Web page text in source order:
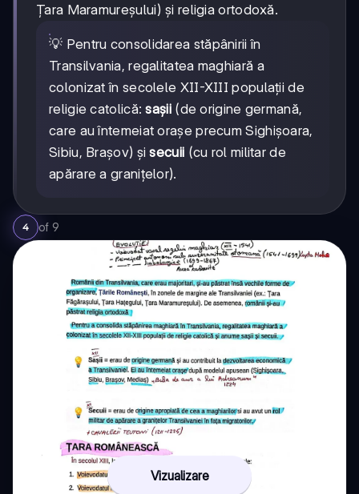
Țara Maramureșului) și religia ortodoxă.
💡 Pentru consolidarea stăpânirii în
Transilvania, regalitatea maghiară a
colonizat în secolele XII-XIII populații de
religie catolică:sașii(de origine germană,
care au întemeiat orașe precum Sighișoara,
Sibiu, Brașov) șisecuii (cu rol militar de
apărare a granițelor).
4 of 9
Vizualizare